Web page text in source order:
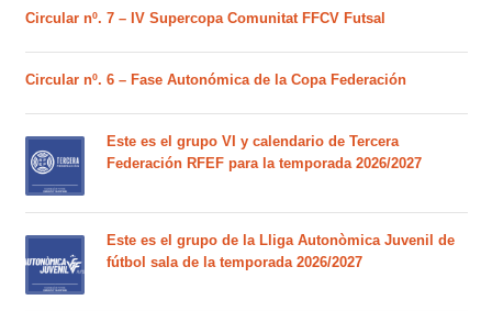
Circular nº. 7 – IV Supercopa Comunitat FFCV Futsal
Circular nº. 6 – Fase Autonómica de la Copa Federación
Este es el grupo VI y calendario de Tercera
Federación RFEF para la temporada 2026/2027
Este es el grupo de la Lliga Autonòmica Juvenil de
fútbol sala de la temporada 2026/2027